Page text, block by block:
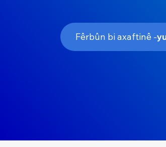
- Fêrbûn bi axaftinê